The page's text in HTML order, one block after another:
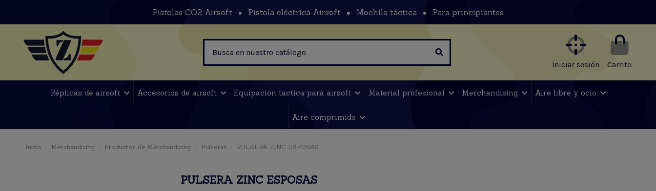
Pistolas CO2 Airsoft Pistola eléctrica Airsoft Mochila táctica Para principiantes
Iniciar sesión Carrito
Réplicas de airsoft Accesorios de airsoft Equipacion tactica para airsoft Material profesional Merchandising Aire libre y ocio
Aire comprimido
Inicio Merchandising Productos de Merchandising Pulseras PULSERA ZINC ESPOSAS
PULSERA ZINC ESPOSAS